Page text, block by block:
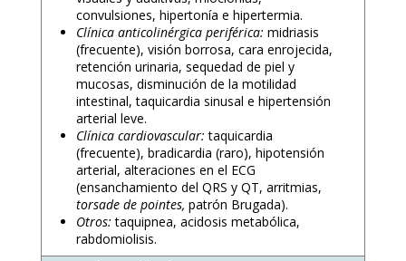
convulsiones, hipertonía e hipertermia.
Clínica anticolinérgica periférica: midriasis
(frecuente), visión borrosa, cara enrojecida,
retención urinaria, sequedad de piel y
mucosas, disminución de la motilidad
intestinal, taquicardia sinusal e hipertensión
arterial leve.
Clínica cardiovascular: taquicardia
(frecuente), bradicardia (raro), hipotensión
arterial, alteraciones en el ECG
(ensanchamiento del QRS y QT, arritmias,
torsade de pointes, patrón Brugada).
Otros: taquipnea, acidosis metabólica,
rabdomiolisis.